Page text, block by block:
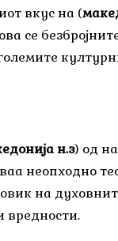
вкус на (
се
н.з) од
неопходно
на
вредности.